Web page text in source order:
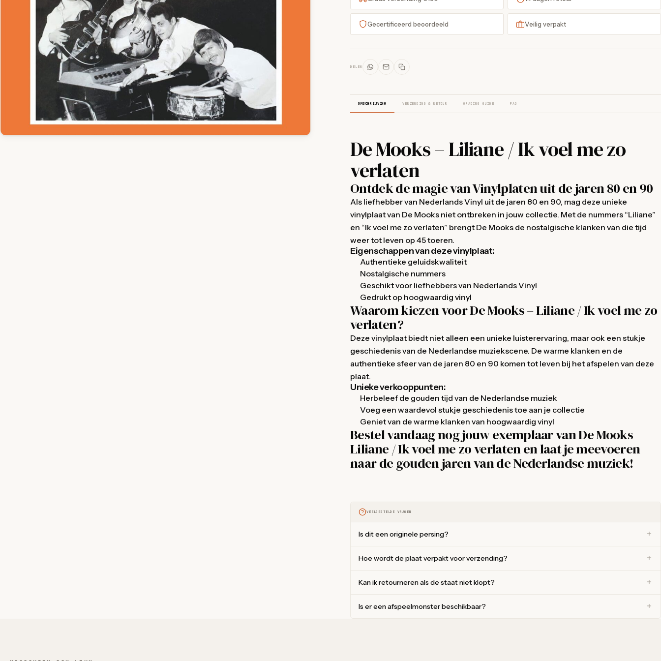
Gecertificeerd beoordeeld Veilig verpakt
DELEN
OMSCHRIJVING VERZENDING & RETOUR GRADING GUIDE FAQ
De Mooks – Liliane / Ik voel me zo
verlaten
Ontdek de magie van Vinylplaten uit de jaren 80 en 90
Als liefhebber van Nederlands Vinyl uit de jaren 80 en 90, mag deze unieke
vinylplaat van De Mooks niet ontbreken in jouw collectie. Met de nummers “Liliane”
en “Ik voel me zo verlaten” brengt De Mooks de nostalgische klanken van die tijd
weer tot leven op 45 toeren.
Eigenschappen van deze vinylplaat:
Authentieke geluidskwaliteit
Nostalgische nummers
Geschikt voor liefhebbers van Nederlands Vinyl
Gedrukt op hoogwaardig vinyl
Waarom kiezen voor De Mooks – Liliane / Ik voel me zo
verlaten?
Deze vinylplaat biedt niet alleen een unieke luisterervaring, maar ook een stukje
geschiedenis van de Nederlandse muziekscene. De warme klanken en de
authentieke sfeer van de jaren 80 en 90 komen tot leven bij het afspelen van deze
plaat.
Unieke verkooppunten:
Herbeleef de gouden tijd van de Nederlandse muziek
Voeg een waardevol stukje geschiedenis toe aan je collectie
Geniet van de warme klanken van hoogwaardig vinyl
Bestel vandaag nog jouw exemplaar van De Mooks –
Liliane / Ik voel me zo verlaten en laat je meevoeren
naar de gouden jaren van de Nederlandse muziek!
VEELGESTELDE VRAGEN
Is dit een originele persing?
Hoe wordt de plaat verpakt voor verzending?
Kan ik retourneren als de staat niet klopt?
Is er een afspeelmonster beschikbaar?